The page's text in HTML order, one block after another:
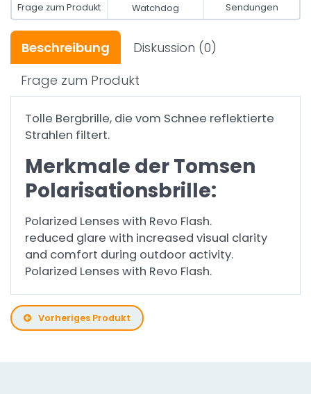
Frage zum Produkt Watchdog Sendungen
Beschreibung Diskussion (0)
Frage zum Produkt
Tolle Bergbrille, die vom Schnee reflektierte
Strahlen filtert.
Merkmale der Tomsen
Polarisationsbrille:
Polarized Lenses with Revo Flash.
reduced glare with increased visual clarity
and comfort during outdoor activity.
Polarized Lenses with Revo Flash.
Vorheriges Produkt